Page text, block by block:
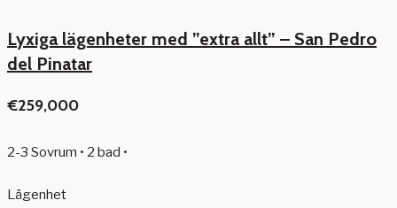
Lyxiga lägenheter med ”extra allt” – San Pedro
del Pinatar
€259,000
2-3 Sovrum • 2 bad •
Lägenhet